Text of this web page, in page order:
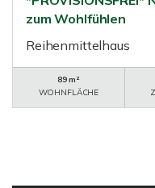
zum Wohlfühlen
Reihenmittelhaus
89 m²
WOHNFLÄCHE